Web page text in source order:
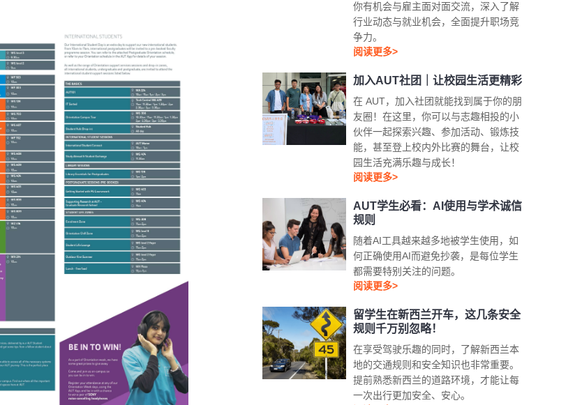
你有机会与雇主面对面交流，深入了解
行业动态与就业机会，全面提升职场竞
争力。
阅读更多>
加入AUT社团｜让校园生活更精彩
在 AUT，加入社团就能找到属于你的朋
友圈！在这里，你可以与志趣相投的小
伙伴一起探索兴趣、参加活动、锻炼技
能，甚至登上校内外比赛的舞台，让校
园生活充满乐趣与成长！
阅读更多>
AUT学生必看：AI使用与学术诚信
规则
随着AI工具越来越多地被学生使用，如
何正确使用AI而避免抄袭，是每位学生
都需要特别关注的问题。
阅读更多>
留学生在新西兰开车，这几条安全
规则千万别忽略！
在享受驾驶乐趣的同时，了解新西兰本
地的交通规则和安全知识也非常重要。
提前熟悉新西兰的道路环境，才能让每
一次出行更加安全、安心。